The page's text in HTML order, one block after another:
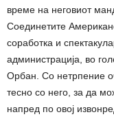
време на неговиот
Соединетите
соработка и
администрација, во
Орбан. Со нетрпение
тесно со него, за да
напред по овој